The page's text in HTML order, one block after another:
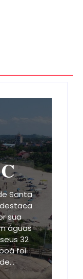
Santa
sua
águas
32
foi